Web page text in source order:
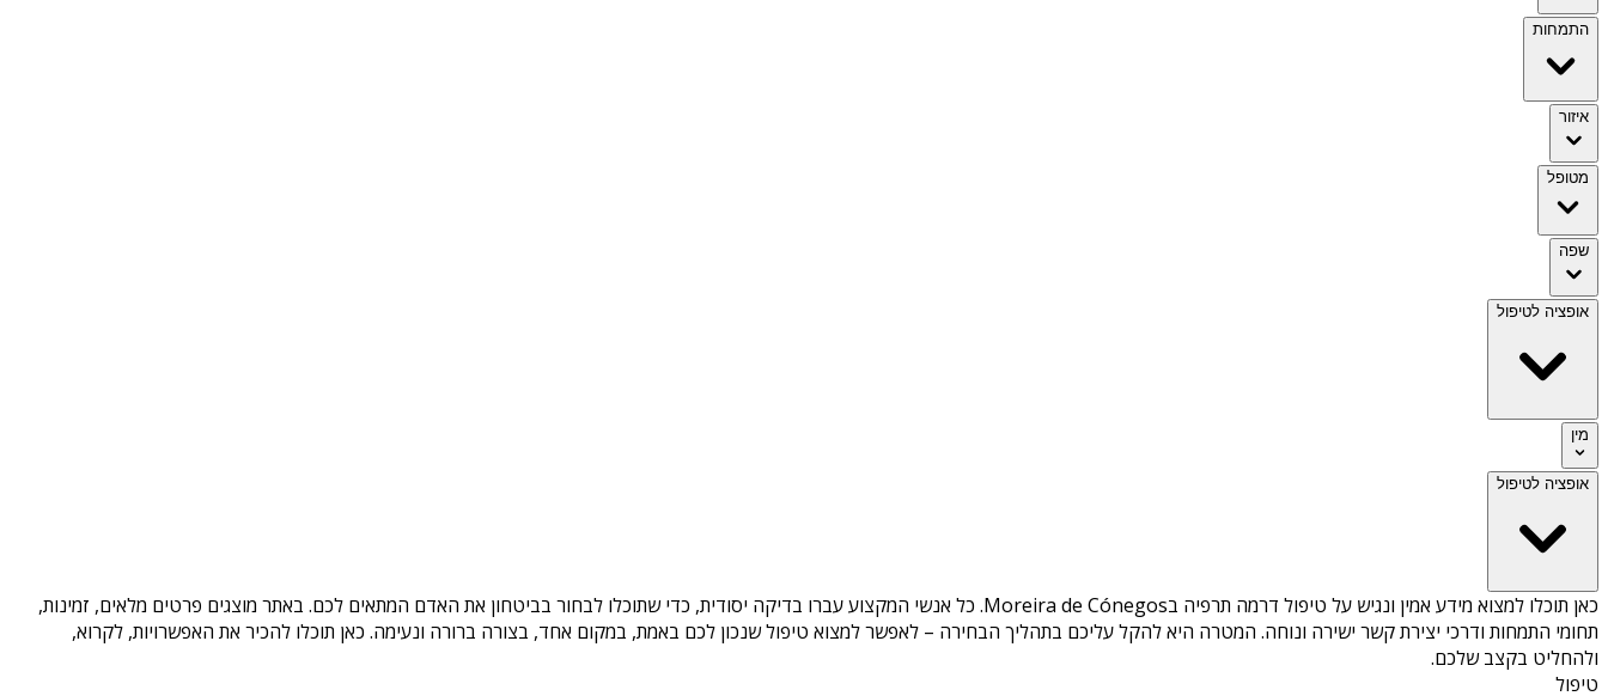
התמחות
איזור
מטופל
שפה
אופציה לטיפול
מין
אופציה לטיפול
כאן תוכלו למצוא מידע אמין ונגיש על טיפול דרמה תרפיה בMoreira de Cónegos
. כל אנשי המקצוע עברו בדיקה יסודית, כדי שתוכלו לבחור בביטחון את האדם המתאים לכם. באתר מוצגים פרטים מלאים, זמינות,
תחומי התמחות ודרכי יצירת קשר ישירה ונוחה. המטרה היא להקל עליכם בתהליך הבחירה – לאפשר למצוא טיפול שנכון לכם באמת, במקום אחד, בצורה ברורה ונעימה. כאן תוכלו להכיר את האפשרויות, לקרוא,
ולהחליט בקצב שלכם.
טיפול